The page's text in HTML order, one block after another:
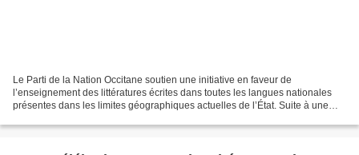
Le Parti de la Nation Occitane soutien une initiative en faveur de
l’enseignement des littératures écrites dans toutes les langues nationales
présentes dans les limites géographiques actuelles de l’État. Suite à une